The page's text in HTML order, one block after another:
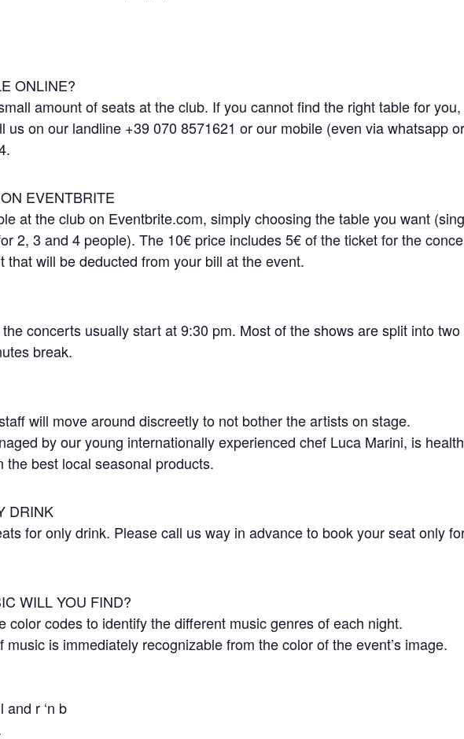
ONLINE?
amount of seats at the club. If you cannot find the right table for
us on our landline +39 070 8571621 or our mobile (even via whatsapp
EVENTBRITE
at the club on Eventbrite.com, simply choosing the table you want
2, 3 and 4 people). The 10€ price includes 5€ of the ticket for the
that will be deducted from your bill at the event.
concerts usually start at 9:30 pm. Most of the shows are split into two
break.
will move around discreetly to not bother the artists on stage.
by our young internationally experienced chef Luca Marini, is
the best local seasonal products.
DRINK
for only drink. Please call us way in advance to book your seat only
WILL YOU FIND?
color codes to identify the different music genres of each night.
music is immediately recognizable from the color of the event’s image.
and r ‘n b